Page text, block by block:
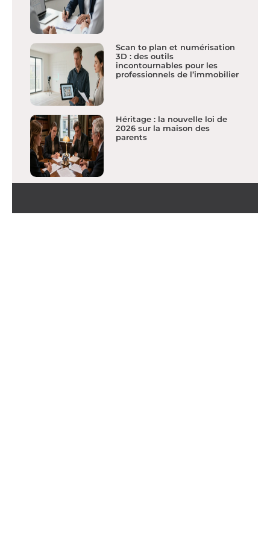
Scan to plan et numérisation
3D : des outils
incontournables pour les
professionnels de l’immobilier
Héritage : la nouvelle loi de
2026 sur la maison des
parents